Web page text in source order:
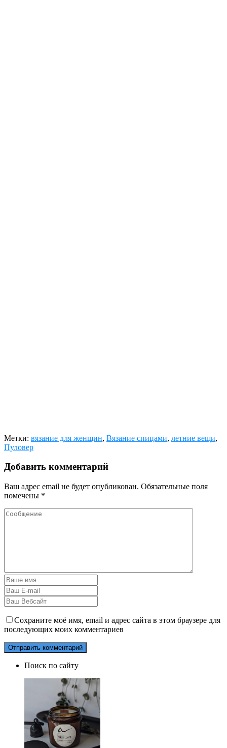
Метки: вязание для женщин, Вязание спицами, летние вещи,
Пуловер
Добавить комментарий
Ваш адрес email не будет опубликован. Обязательные поля
помечены *
Сохраните моё имя, email и адрес сайта в этом браузере для
последующих моих комментариев
Поиск по сайту